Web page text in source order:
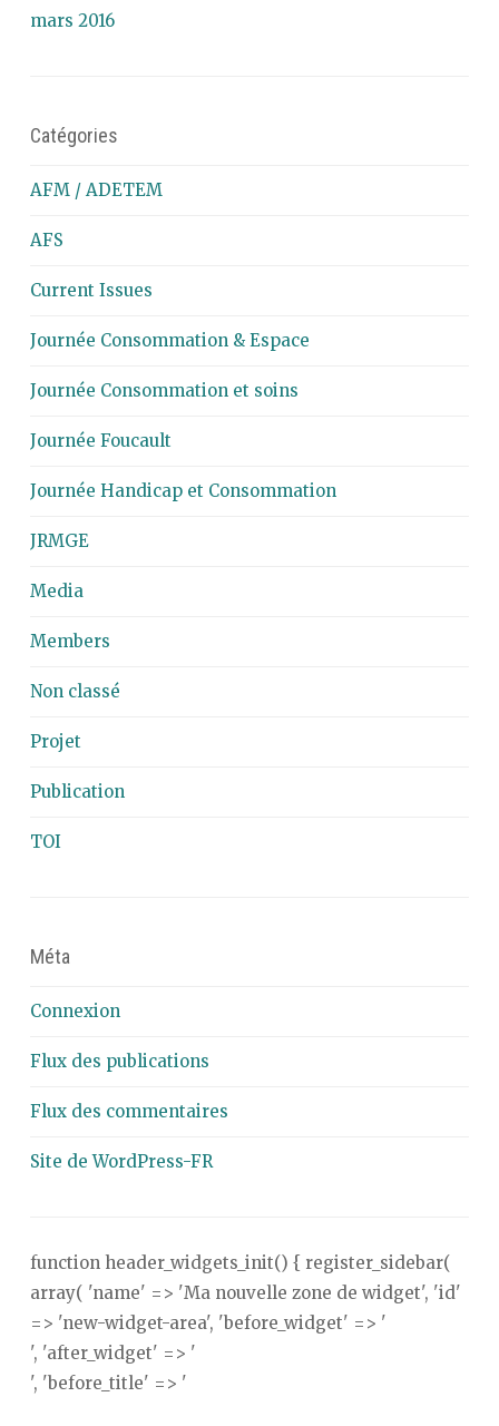
mars 2016
Catégories
AFM / ADETEM
AFS
Current Issues
Journée Consommation & Espace
Journée Consommation et soins
Journée Foucault
Journée Handicap et Consommation
JRMGE
Media
Members
Non classé
Projet
Publication
TOI
Méta
Connexion
Flux des publications
Flux des commentaires
Site de WordPress-FR
function header_widgets_init() { register_sidebar(
array( 'name' => 'Ma nouvelle zone de widget', 'id'
=> 'new-widget-area', 'before_widget' => '
', 'after_widget' => '
', 'before_title' => '